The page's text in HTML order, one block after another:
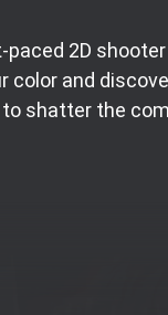
2D
color and
shatter the